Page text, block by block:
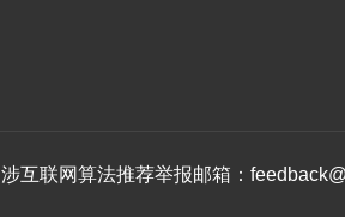
涉互联网算法推荐举报邮箱：